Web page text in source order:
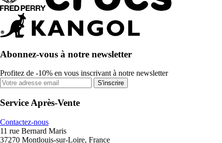
Abonnez-vous à notre newsletter
Profitez de -10% en vous inscrivant à notre newsletter
S'inscrire
Service Après-Vente
Contactez-nous
11 rue Bernard Maris
37270 Montlouis-sur-Loire, France